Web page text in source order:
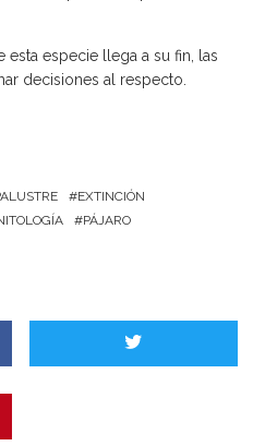
esta especie llega a su fin, las
decisiones al respecto.
EXTINCIÓN
PÁJARO